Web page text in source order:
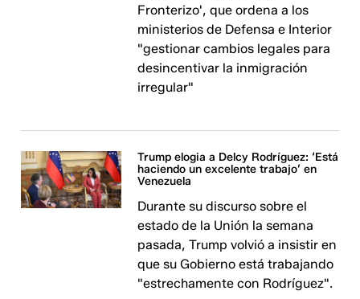
Fronterizo', que ordena a los
ministerios de Defensa e Interior
"gestionar cambios legales para
desincentivar la inmigración
irregular"
Trump elogia a Delcy Rodríguez: ‘Está
haciendo un excelente trabajo’ en
Venezuela
Durante su discurso sobre el
estado de la Unión la semana
pasada, Trump volvió a insistir en
que su Gobierno está trabajando
"estrechamente con Rodríguez".